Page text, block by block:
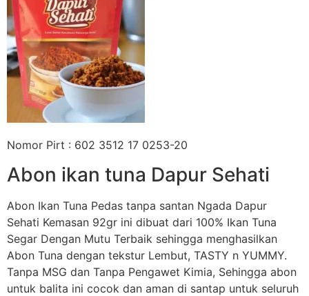
Nomor Pirt : 602 3512 17 0253-20
Abon ikan tuna Dapur Sehati
Abon Ikan Tuna Pedas tanpa santan Ngada Dapur
Sehati Kemasan 92gr ini dibuat dari 100% Ikan Tuna
Segar Dengan Mutu Terbaik sehingga menghasilkan
Abon Tuna dengan tekstur Lembut, TASTY n YUMMY.
Tanpa MSG dan Tanpa Pengawet Kimia, Sehingga abon
untuk balita ini cocok dan aman di santap untuk seluruh